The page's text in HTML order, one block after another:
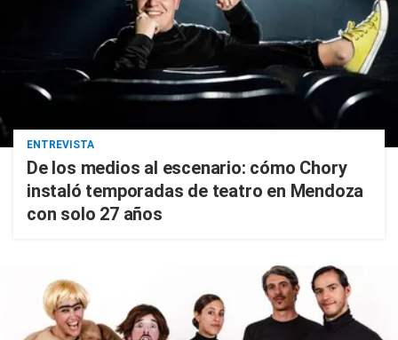
ENTREVISTA
De los medios al escenario: cómo Chory
instaló temporadas de teatro en Mendoza
con solo 27 años